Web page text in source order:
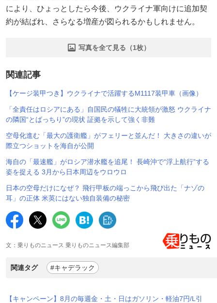
により、ひょっとしたら今後、ウクライナ軍向けに追加契
約が結ばれ、さらなる増産が図られるかもしれません。
写真を全て見る（1枚）
関連記事
【ケージ装甲つき】ウクライナで活躍するM1117装甲車（画像）
「全責任はロシアにある」自国民の犠牲に大統領が激怒 ウクライナ
の隣国“とばっちり”の現状 証拠を示して強く非難
空母化進む「最大の護衛艦」がフェリーと並んだ！ 大きさの違いが
際立つショットを海自が公開
海自の「最速艦」がロシア潜水艦を追尾！ 長崎沖で“浮上航行”する
姿を捉える 3月から日本周辺をウロウロ
日本の空母だけになぜ？ 飛行甲板の端っこから飛び出た「ナゾの
耳」の正体 米英にはない独自装備の秘密
文：乗りものニュース 乗りものニュース編集部
関連タグ #キャデラック
【キャンペーン】8月の毎週金・土・日はガソリン・軽油7円/L引